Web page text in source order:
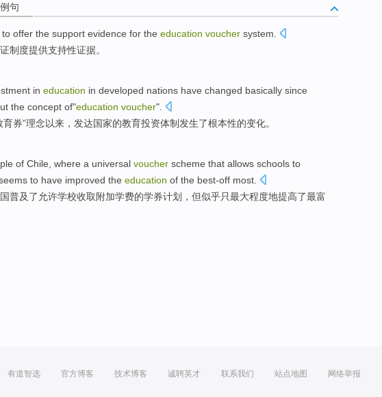
句
to offer the support evidence for the education voucher system.
制度提供支持性证据。
in education in developed nations have changed basically since
the concept of"education voucher".
育券”理念以来， 发达国家的教育投资体制 发生了根本性的变化。
of Chile , where a universal voucher scheme that allows schools to
to have improved the education of the best-off most
普及了 允许学校收取 附加学费的学券计划 ，但似乎只最大程度地提高了最富
有道智选 官方博客 技术博客 诚聘英才 联系我们 站点地图 网络举报